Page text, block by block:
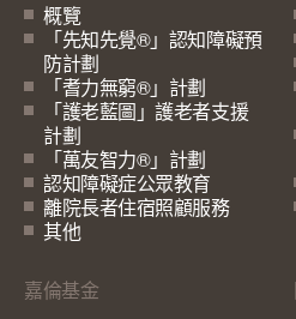
概覽
「先知先覺®」認知障礙預
防計劃
「耆力無窮®」計劃
「護老藍圖」護老者支援
計劃
「萬友智力®」計劃
認知障礙症公眾教育
離院長者住宿照顧服務
其他
嘉倫基金